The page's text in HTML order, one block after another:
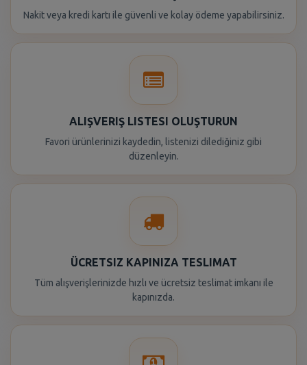
Nakit veya kredi kartı ile güvenli ve kolay ödeme yapabilirsiniz.
ALIŞVERIŞ LISTESI OLUŞTURUN
Favori ürünlerinizi kaydedin, listenizi dilediğiniz gibi
düzenleyin.
ÜCRETSIZ KAPINIZA TESLIMAT
Tüm alışverişlerinizde hızlı ve ücretsiz teslimat imkanı ile
kapınızda.